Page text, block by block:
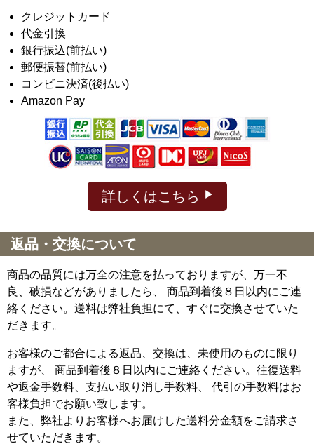
クレジットカード
代金引換
銀行振込(前払い)
郵便振替(前払い)
コンビニ決済(後払い)
Amazon Pay
詳しくはこちら
返品・交換について
商品の品質には万全の注意を払っておりますが、万一不
良、破損などがありましたら、 商品到着後８日以内にご連
絡ください。送料は弊社負担にて、すぐに交換させていた
だきます。
お客様のご都合による返品、交換は、未使用のものに限り
ますが、
商品到着後８日以内にご連絡ください。往復送料
や返金手数料、支払い取り消し手数料、 代引の手数料はお
客様負担でお願い致します。
また、弊社よりお客様へお届けした送料分金額をご請求さ
せていただきます。